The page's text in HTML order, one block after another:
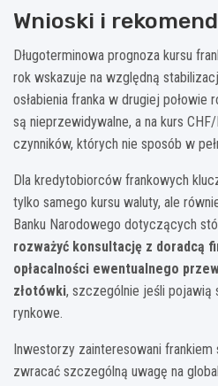
Wnioski i
Długoterminowa prognoza kursu
rok wskazuje na względną
osłabienia franka w drugiej połowie
są nieprzewidywalne, a na kurs
czynników, których nie sposób w
Dla kredytobiorców frankowych
tylko samego kursu waluty, ale
Banku Narodowego dotyczących
rozważyć konsultację z doradcą
opłacalności ewentualnego
złotówki, szczególnie jeśli pojawią
rynkowe.
Inwestorzy zainteresowani
zwracać szczególną uwagę na